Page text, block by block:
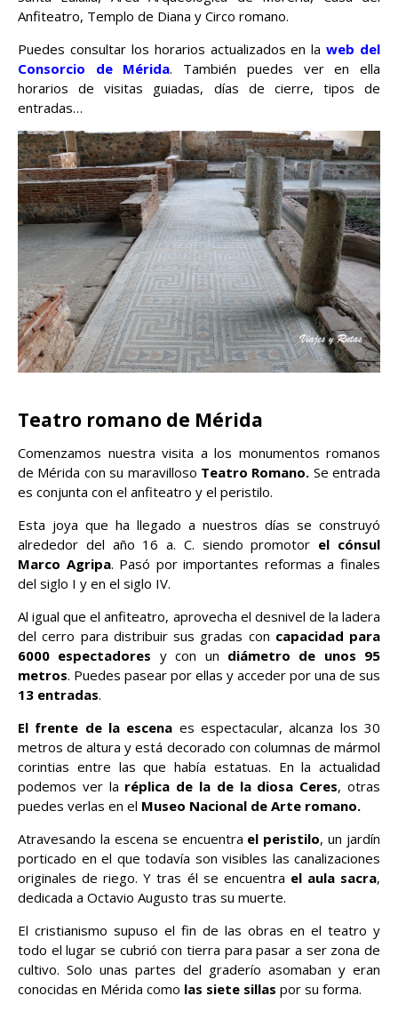
Anfiteatro, Templo de Diana y Circo romano.
Puedes consultar los horarios actualizados en laweb del
Consorcio de Mérida. También puedes ver en ella
horarios de visitas guiadas, días de cierre, tipos de
entradas…
Teatro romano de Mérida
Comenzamos nuestra visita a los monumentos romanos
de Mérida con su maravilloso Teatro Romano. Se entrada
es conjunta con el anfiteatro y el peristilo.
Esta joya que ha llegado a nuestros días se construyó
alrededor del año 16 a. C. siendo promotor el cónsul
Marco Agripa. Pasó por importantes reformas a finales
del siglo I y en el siglo IV.
Al igual que el anfiteatro, aprovecha el desnivel de la ladera
del cerro para distribuir sus gradas con capacidad para
6000 espectadores y con un diámetro de unos 95
metros. Puedes pasear por ellas y acceder por una de sus
13 entradas.
El frente de la escena es espectacular, alcanza los 30
metros de altura y está decorado con columnas de mármol
corintias entre las que había estatuas. En la actualidad
podemos ver la réplica de la de la diosa Ceres, otras
puedes verlas en el Museo Nacional de Arte romano.
Atravesando la escena se encuentra el peristilo, un jardín
porticado en el que todavía son visibles las canalizaciones
originales de riego. Y tras él se encuentra el aula sacra,
dedicada a Octavio Augusto tras su muerte.
El cristianismo supuso el fin de las obras en el teatro y
todo el lugar se cubrió con tierra para pasar a ser zona de
cultivo. Solo unas partes del graderío asomaban y eran
conocidas en Mérida como las siete sillas por su forma.